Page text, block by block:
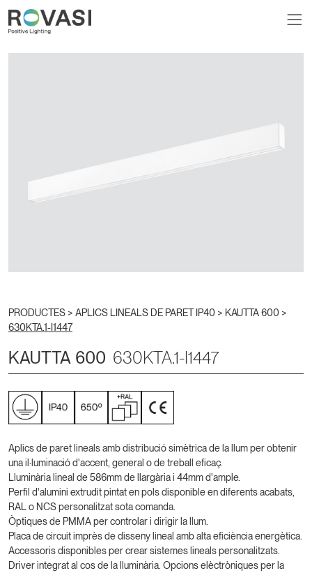
PRODUCTES > APLICS LINEALS DE PARET IP40 > KAUTTA 600 >
630KTA.1-I1447
KAUTTA 600 630KTA.1-I1447
Aplics de paret lineals amb distribució simètrica de la llum per obtenir
una il·luminació d'accent, general o de treball eficaç.
Lluminària lineal de 586mm de llargària i 44mm d'ample.
Perfil d'alumini extrudit pintat en pols disponible en diferents acabats,
RAL o NCS personalitzat sota comanda.
Òptiques de PMMA per controlar i dirigir la llum.
Placa de circuit imprès de disseny lineal amb alta eficiència energètica.
Accessoris disponibles per crear sistemes lineals personalitzats.
Driver integrat al cos de la lluminària. Opcions elèctròniques per la